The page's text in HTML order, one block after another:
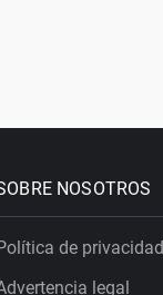
NOSOTROS
de privacidad
legal